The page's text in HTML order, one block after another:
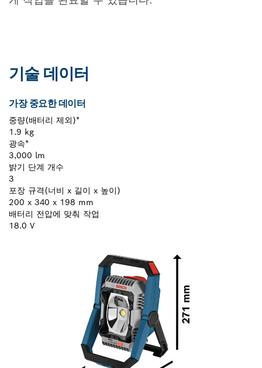
기술 데이터
가장 중요한 데이터
중량(배터리 제외)*
1.9 kg
광속*
3,000 lm
밝기 단계 개수
3
포장 규격(너비 x 길이 x 높이)
200 x 340 x 198 mm
배터리 전압에 맞춰 작업
18.0 V